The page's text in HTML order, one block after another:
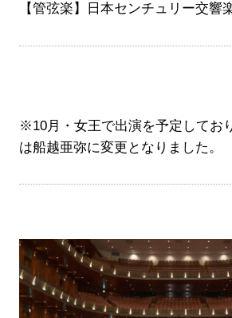
【管弦楽】日本センチュリー交響
※10月・女王で出演を予定してお
は船越亜弥に変更となりました。